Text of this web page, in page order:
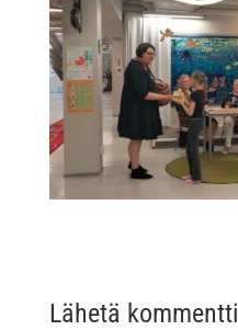
Lähetä kommentti